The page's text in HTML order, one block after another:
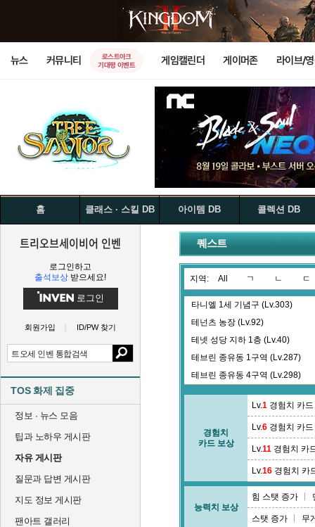
뉴스 커뮤니티
로스트아크
기대평 이벤트
게임캘린더 게이머존 라이브/
홈 클래스 · 스킬 DB 아이템 DB 콜렉션 DB
트리오브세이비어 인벤
로그인하고
출석보상 받으세요!
로그인
회원가입 ID/PW 찾기
TOS 화제 집중
정보 · 뉴스 모음
팁과 노하우 게시판
자유 게시판
질문과 답변 게시판
지도 정보 게시판
팬아트 갤러리
퀘스트
지역: All ㄱ ㄴ ㄷ
타니엘 1세 기념구 (Lv.303)
테넌츠 농장 (Lv.92)
테넷 성당 지하 1층 (Lv.40)
테브린 종유동 1구역 (Lv.287)
테브린 종유동 4구역 (Lv.298)
통합 길드배틀 : 로스트 템플
틸라 수도원 (Lv.183)
경험치
카드 보상
Lv.1 경험치 카드
Lv.6 경험치 카드
Lv.11 경험치 카
Lv.16 경험치 카
능력치 보상
힘 스탯 증가
스탯 증가 무